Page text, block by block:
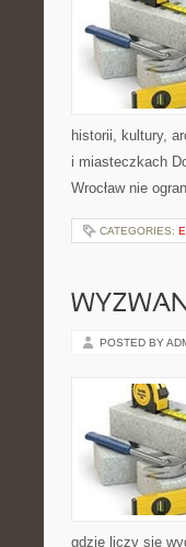
historii, kultury,
i miasteczkach
Wrocław nie
CATEGORIES:
POSTED BY
gdzie liczy się